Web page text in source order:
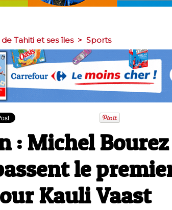
Tahiti et ses îles > Sports
: Michel
le
Kauli Vaast